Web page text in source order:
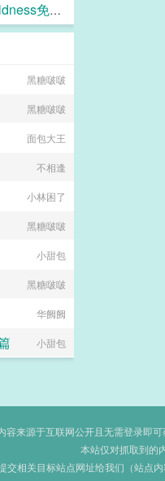
层林尽染
贰拾【强取豪夺1v1高H】byboldness免费阅读
黑糖啵啵
黑糖啵啵
面包大王
不相逢
小林困了
黑糖啵啵
小甜包
黑糖啵啵
华阙阙
小甜包
容来源于互联网公开且无需登录即
本站仅对抓取到的
交相关目标站点网址给我们（站点